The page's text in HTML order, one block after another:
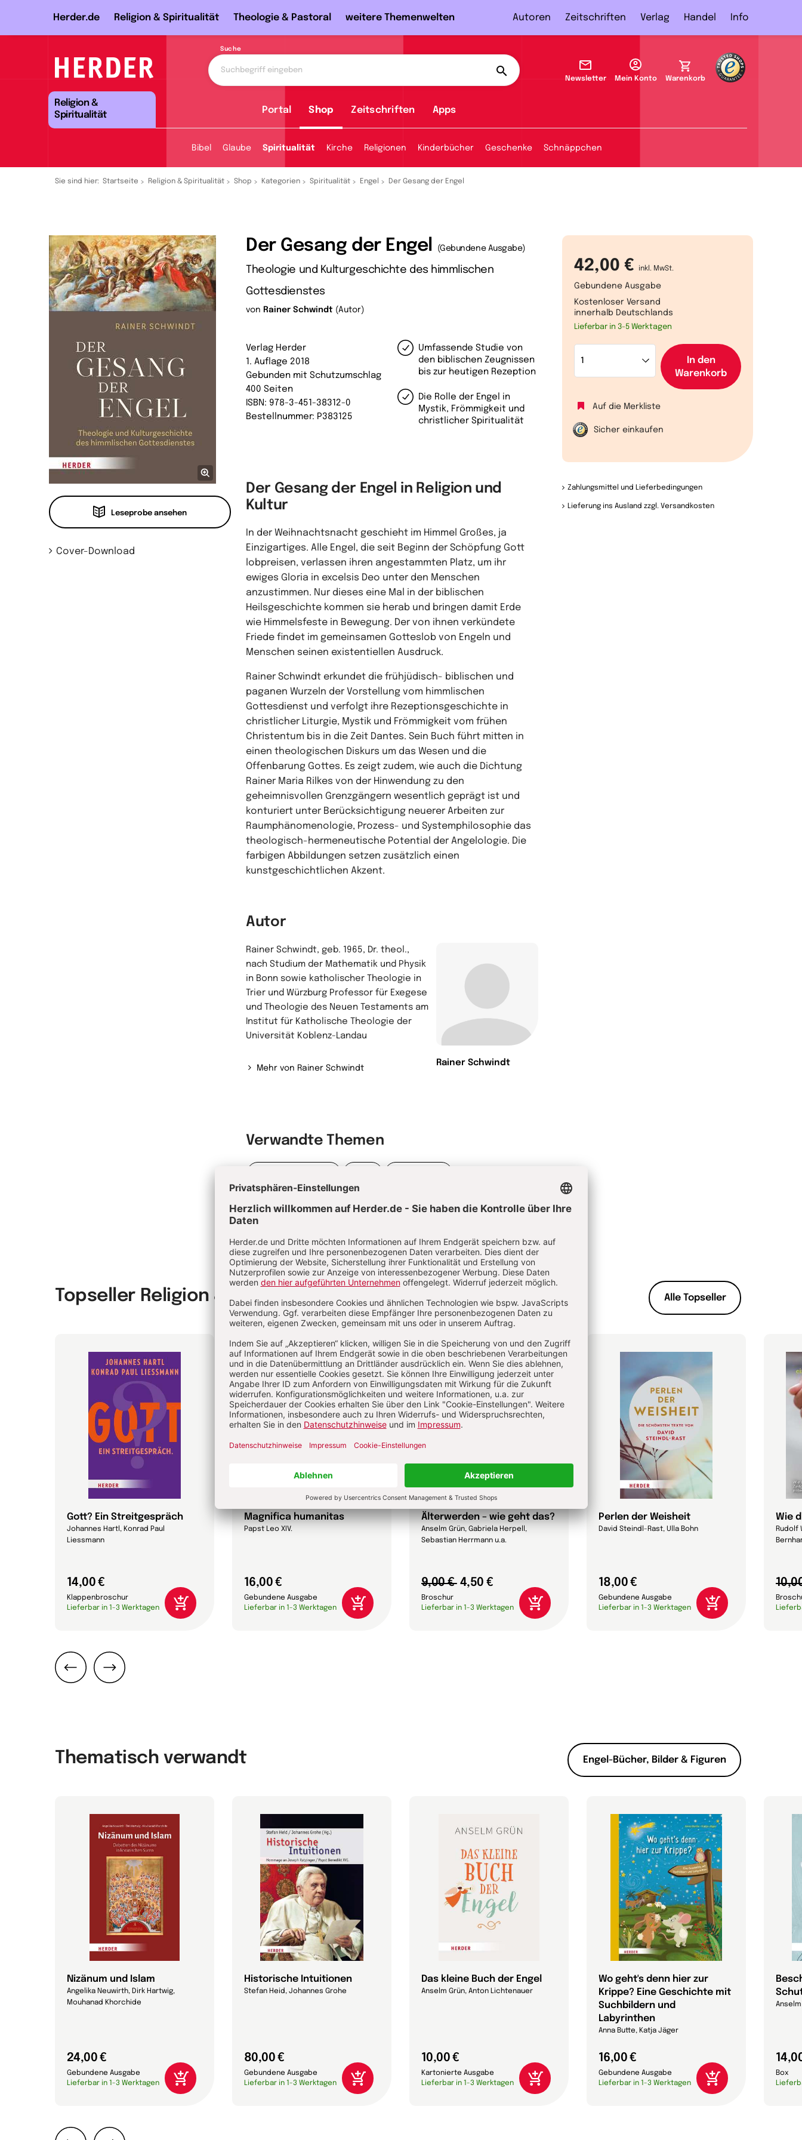
Herder.de Religion & Spiritualität Theologie & Pastoral weitere Themenwelten Autoren Zeitschriften Verlag Handel Info
Suche
Religion &
Spiritualität
Newsletter Mein Konto Warenkorb
Portal Shop Zeitschriften Apps
Bibel Glaube Spiritualität Kirche Religionen Kinderbücher Geschenke Schnäppchen
Sie sind hier: Startseite Religion & Spiritualität Shop Kategorien Spiritualität Engel Der Gesang der Engel
Leseprobe ansehen
Cover-Download
42,00 € inkl. MwSt.
Gebundene Ausgabe
Kostenloser Versand
innerhalb Deutschlands
Lieferbar in 3-5 Werktagen
In den
Warenkorb
Auf die Merkliste
Sicher einkaufen
Zahlungsmittel und Lieferbedingungen
Lieferung ins Ausland zzgl. Versandkosten
Der Gesang der Engel (Gebundene Ausgabe)
Theologie und Kulturgeschichte des himmlischen
Gottesdienstes
von Rainer Schwindt (Autor)
Umfassende Studie von
den biblischen Zeugnissen
bis zur heutigen Rezeption
Die Rolle der Engel in
Mystik, Frömmigkeit und
christlicher Spiritualität
Verlag Herder
1. Auflage 2018
Gebunden mit Schutzumschlag
400 Seiten
ISBN: 978-3-451-38312-0
Bestellnummer: P383125
Der Gesang der Engel in Religion und
Kultur
In der Weihnachtsnacht geschieht im Himmel Großes, ja
Einzigartiges. Alle Engel, die seit Beginn der Schöpfung Gott
lobpreisen, verlassen ihren angestammten Platz, um ihr
ewiges Gloria in excelsis Deo unter den Menschen
anzustimmen. Nur dieses eine Mal in der biblischen
Heilsgeschichte kommen sie herab und bringen damit Erde
wie Himmelsfeste in Bewegung. Der von ihnen verkündete
Friede findet im gemeinsamen Gotteslob von Engeln und
Menschen seinen existentiellen Ausdruck.
Rainer Schwindt erkundet die frühjüdisch- biblischen und
paganen Wurzeln der Vorstellung vom himmlischen
Gottesdienst und verfolgt ihre Rezeptionsgeschichte in
christlicher Liturgie, Mystik und Frömmigkeit vom frühen
Christentum bis in die Zeit Dantes. Sein Buch führt mitten in
einen theologischen Diskurs um das Wesen und die
Offenbarung Gottes. Es zeigt zudem, wie auch die Dichtung
Rainer Maria Rilkes von der Hinwendung zu den
geheimnisvollen Grenzgängern wesentlich geprägt ist und
konturiert unter Berücksichtigung neuerer Arbeiten zur
Raumphänomenologie, Prozess- und Systemphilosophie das
theologisch-hermeneutische Potential der Angelologie. Die
farbigen Abbildungen setzen zusätzlich einen
kunstgeschichtlichen Akzent.
Autor
Rainer Schwindt
Rainer Schwindt, geb. 1965, Dr. theol.,
nach Studium der Mathematik und Physik
in Bonn sowie katholischer Theologie in
Trier und Würzburg Professor für Exegese
und Theologie des Neuen Testaments am
Institut für Katholische Theologie der
Universität Koblenz-Landau
Mehr von Rainer Schwindt
Verwandte Themen
Topseller Religion & Spiritualität Alle Topseller
Gott? Ein Streitgespräch
Johannes Hartl, Konrad Paul
Liessmann
14,00 €
Klappenbroschur
Lieferbar in 1-3 Werktagen
Magnifica humanitas
Papst Leo XIV.
16,00 €
Gebundene Ausgabe
Lieferbar in 1-3 Werktagen
Älterwerden – wie geht das?
Anselm Grün, Gabriela Herpell,
Sebastian Herrmann u.a.
9,00 € 4,50 €
Broschur
Lieferbar in 1-3 Werktagen
Perlen der Weisheit
David Steindl-Rast, Ulla Bohn
18,00 €
Gebundene Ausgabe
Lieferbar in 1-3 Werktagen
Wie
Rudolf
Thematisch verwandt Engel-Bücher, Bilder & Figuren
Nizänum und Islam
Angelika Neuwirth, Dirk Hartwig,
Mouhanad Khorchide
24,00 €
Gebundene Ausgabe
Lieferbar in 1-3 Werktagen
Historische Intuitionen
Stefan Heid, Johannes Grohe
80,00 €
Gebundene Ausgabe
Lieferbar in 1-3 Werktagen
Das kleine Buch der Engel
Anselm Grün, Anton Lichtenauer
10,00 €
Kartonierte Ausgabe
Lieferbar in 1-3 Werktagen
Wo geht's denn hier zur
Krippe? Eine Geschichte mit
Suchbildern und
Labyrinthen
Anna Butte, Katja Jäger
16,00 €
Gebundene Ausgabe
Lieferbar in 1-3 Werktagen
Box